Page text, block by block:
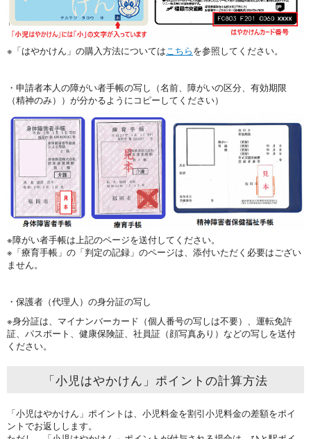
※「はやかけん」の購入方法についてはこちらを参照してください。
・申請者本人の障がい者手帳の写し（名前、障がいの区分、有効期限
（精神のみ））が分かるようにコピーしてください）
※障がい者手帳は上記のページを送付してください。
※「療育手帳」の「判定の記録」のページは、添付いただく必要はござい
ません。
・保護者（代理人）の身分証の写し
※身分証は、マイナンバーカード（個人番号の写しは不要）、運転免許
証、パスポート、健康保険証、社員証（顔写真あり）などの写しを送付
ください。
「小児はやかけん」ポイントの計算方法
「小児はやかけん」ポイントは、小児料金を割引小児料金の差額をポイ
ントでお返しします。